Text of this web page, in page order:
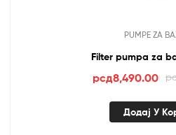
PUMPE ZA
Filter pumpa za
је
рсд8,490.00
је:
Додај У